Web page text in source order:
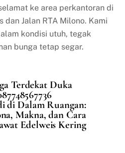
ke area perkantoran di
dan Jalan RTA Milono. Kami
kondisi utuh, tegak
bunga tetap segar.
Terdekat Duka
di Dalam Ruangan:
Makna, dan Cara
Edelweis Kering